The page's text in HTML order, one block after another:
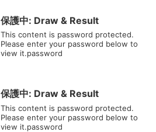
保護中: Draw & Result
This content is password protected.
Please enter your password below to
view it.password
保護中: Draw & Result
This content is password protected.
Please enter your password below to
view it.password